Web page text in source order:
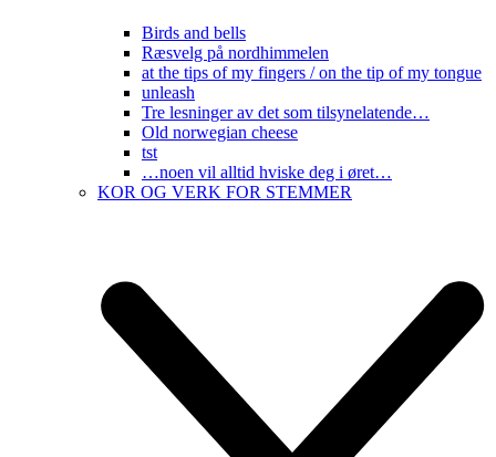
Birds and bells
Ræsvelg på nordhimmelen
at the tips of my fingers / on the tip of my tongue
unleash
Tre lesninger av det som tilsynelatende…
Old norwegian cheese
tst
…noen vil alltid hviske deg i øret…
KOR OG VERK FOR STEMMER